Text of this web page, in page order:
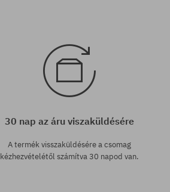
30 nap az áru viszaküldésére
A termék visszaküldésére a csomag
kézhezvételétől számítva 30 napod van.